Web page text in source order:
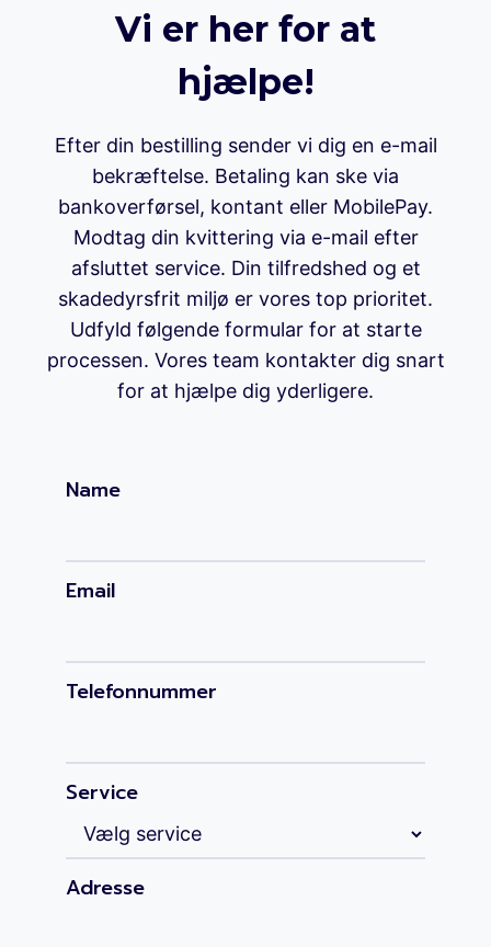
Vi er her for at
hjælpe!
Efter din bestilling sender vi dig en e-mail
bekræftelse. Betaling kan ske via
bankoverførsel, kontant eller MobilePay.
Modtag din kvittering via e-mail efter
afsluttet service. Din tilfredshed og et
skadedyrsfrit miljø er vores top prioritet.
Udfyld følgende formular for at starte
processen. Vores team kontakter dig snart
for at hjælpe dig yderligere.
Name
Email
Telefonnummer
Service
Adresse